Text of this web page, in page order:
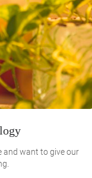
and want to give our